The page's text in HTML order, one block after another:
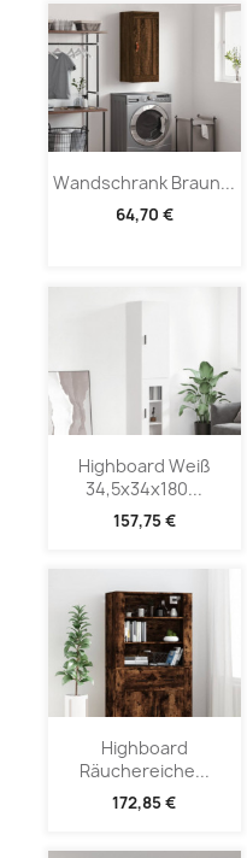
Wandschrank Braun...
64,70 €
Highboard Weiß
34,5x34x180...
157,75 €
Highboard
Räuchereiche...
172,85 €